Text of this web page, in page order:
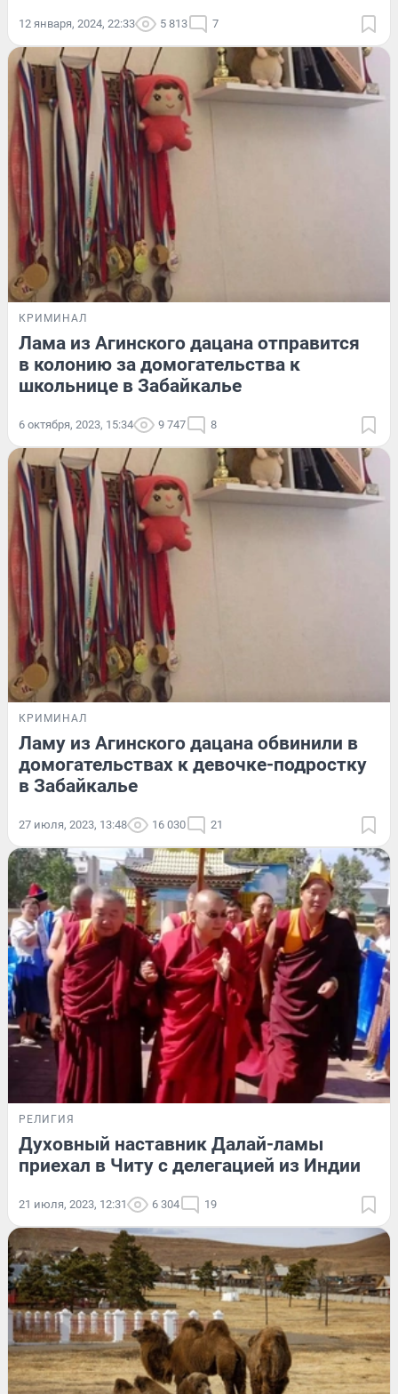
12 января, 2024, 22:33 5 813 7
КРИМИНАЛ
Лама из Агинского дацана отправится
в колонию за домогательства к
школьнице в Забайкалье
6 октября, 2023, 15:34 9 747 8
КРИМИНАЛ
Ламу из Агинского дацана обвинили в
домогательствах к девочке-подростку
в Забайкалье
27 июля, 2023, 13:48 16 030 21
РЕЛИГИЯ
Духовный наставник Далай-ламы
приехал в Читу с делегацией из Индии
21 июля, 2023, 12:31 6 304 19